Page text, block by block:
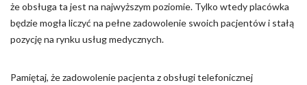
że obsługa ta jest na najwyższym poziomie. Tylko wtedy placówka
będzie mogła liczyć na pełne zadowolenie swoich pacjentów i stałą
pozycję na rynku usług medycznych.
Pamiętaj, że zadowolenie pacjenta z obsługi telefonicznej